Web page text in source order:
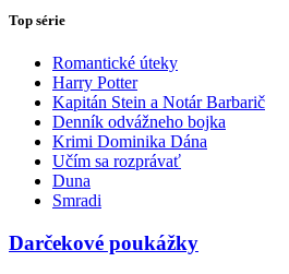
Top série
Romantické úteky
Harry Potter
Kapitán Stein a Notár Barbarič
Denník odvážneho bojka
Krimi Dominika Dána
Učím sa rozprávať
Duna
Smradi
Darčekové poukážky